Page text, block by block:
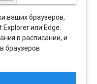
ваших браузеров,
или Edge.
в расписании, и
браузеров